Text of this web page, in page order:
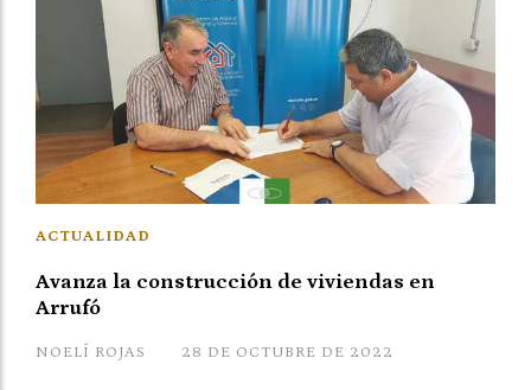
Avanza la construcción de viviendas en
Arrufó
NOELÍ ROJAS
ACTUALIDAD
28 DE OCTUBRE DE 2022